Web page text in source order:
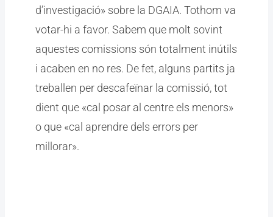
d’investigació» sobre la DGAIA. Tothom va
votar-hi a favor. Sabem que molt sovint
aquestes comissions són totalment inútils
i acaben en no res. De fet, alguns partits ja
treballen per descafeïnar la comissió, tot
dient que «cal posar al centre els menors»
o que «cal aprendre dels errors per
millorar».